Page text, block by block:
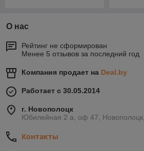
О нас
Рейтинг не сформирован
Менее 5 отзывов за последний год
Компания продает на Deal.by
Работает с 30.05.2014
г. Новополоцк
Юбилейная 2 а, оф 47,
Контакты